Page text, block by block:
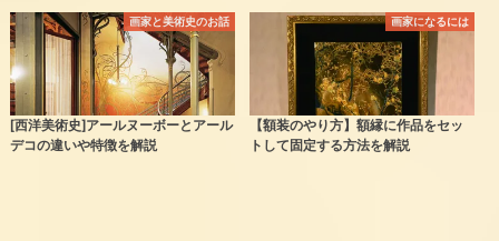
画家と美術史のお話
[西洋美術史]アールヌーボーとアール
デコの違いや特徴を解説
画家になるには
【額装のやり方】額縁に作品をセッ
トして固定する方法を解説